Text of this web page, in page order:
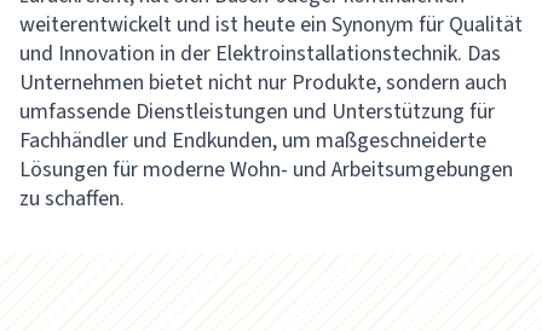
weiterentwickelt und ist heute ein Synonym für Qualität
und Innovation in der Elektroinstallationstechnik. Das
Unternehmen bietet nicht nur Produkte, sondern auch
umfassende Dienstleistungen und Unterstützung für
Fachhändler und Endkunden, um maßgeschneiderte
Lösungen für moderne Wohn- und Arbeitsumgebungen
zu schaffen.